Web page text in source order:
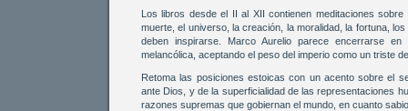
Los libros desde el II al XII contienen meditaciones
muerte, el universo, la creación, la moralidad, la fortuna,
deben inspirarse. Marco Aurelio parece encerrarse
melancólica, aceptando el peso del imperio como un triste
Retoma las posiciones estoicas con un acento sobre el
ante Dios, y de la superficialidad de las representaciones
razones supremas que gobiernan el mundo, en cuanto